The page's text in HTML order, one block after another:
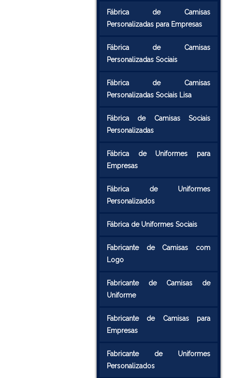
Fábrica de Camisas
Personalizadas para Empresas
Fábrica de Camisas
Personalizadas Sociais
Fábrica de Camisas
Personalizadas Sociais Lisa
Fábrica de Camisas Sociais
Personalizadas
Fábrica de Uniformes para
Empresas
Fábrica de Uniformes
Personalizados
Fábrica de Uniformes Sociais
Fabricante de Camisas com
Logo
Fabricante de Camisas de
Uniforme
Fabricante de Camisas para
Empresas
Fabricante de Uniformes
Personalizados